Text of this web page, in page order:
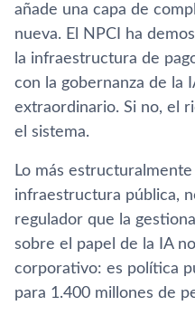
añade una capa de
nueva. El NPCI ha
la infraestructura de
con la gobernanza de la
extraordinario. Si no, el
el sistema.
Lo más
infraestructura pública,
regulador que la
sobre el papel de la IA
corporativo: es política
para 1.400 millones de